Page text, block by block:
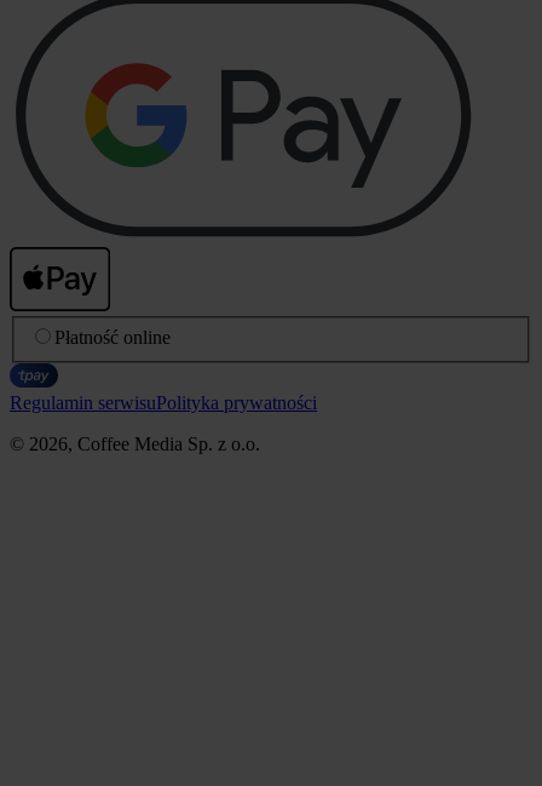
Płatność online
Regulamin serwisuPolityka prywatności
© 2026, Coffee Media Sp. z o.o.